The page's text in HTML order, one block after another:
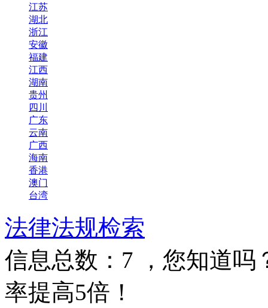
江苏
湖北
浙江
安徽
福建
江西
湖南
贵州
四川
广东
云南
广西
海南
香港
澳门
台湾
法律法规检索
信息总数： 7 ，您知道
率提高5倍！